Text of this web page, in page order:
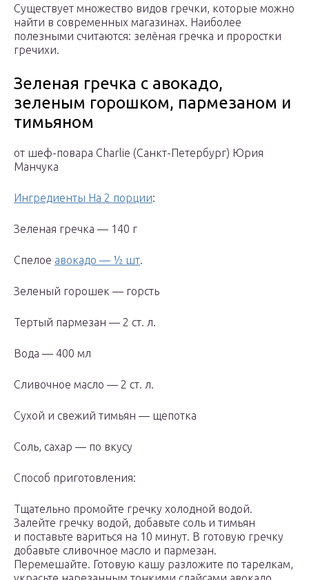
Существует множество видов гречки, которые можно
найти в современных магазинах. Наиболее
полезными считаются: зелёная гречка и проростки
гречихи.
Зеленая гречка с авокадо,
зеленым горошком, пармезаном и
тимьяном
от шеф-повара Charlie (Санкт-Петербург) Юрия
Манчука
Ингредиенты На 2 порции:
Зеленая гречка — 140 г
Спелое авокадо — ½ шт.
Зеленый горошек — горсть
Тертый пармезан — 2 ст. л.
Вода — 400 мл
Сливочное масло — 2 ст. л.
Сухой и свежий тимьян — щепотка
Соль, сахар — по вкусу
Способ приготовления:
Тщательно промойте гречку холодной водой.
Залейте гречку водой, добавьте соль и тимьян
и поставьте вариться на 10 минут. В готовую гречку
добавьте сливочное масло и пармезан.
Перемешайте. Готовую кашу разложите по тарелкам,